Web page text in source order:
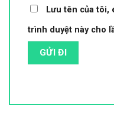
Lưu tên của tôi,
trình duyệt này cho